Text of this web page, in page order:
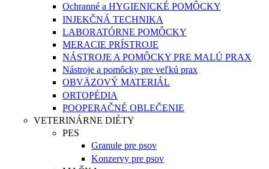
Ochranné a HYGIENICKÉ POMÔCKY
INJEKČNÁ TECHNIKA
LABORATÓRNE POMÔCKY
MERACIE PRÍSTROJE
NÁSTROJE A POMÔCKY PRE MALÚ PRAX
Nástroje a pomôcky pre veľkú prax
OBVÄZOVÝ MATERIÁL
ORTOPÉDIA
POOPERAČNÉ OBLEČENIE
VETERINÁRNE DIÉTY
PES
Granule pre psov
Konzervy pre psov